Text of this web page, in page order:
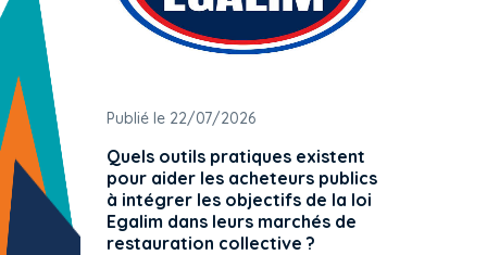
Publié le 22/07/2026
Quels outils pratiques existent
pour aider les acheteurs publics
à intégrer les objectifs de la loi
Egalim dans leurs marchés de
restauration collective ?